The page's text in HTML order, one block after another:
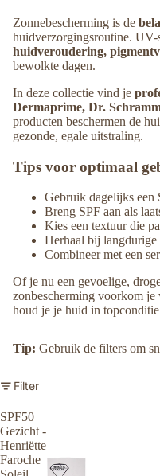
Zonnebescherming is de
huidverzorgingsroutine. UV-
huidveroudering,
bewolkte dagen.
In deze collectie vind je
Dermaprime, Dr.
producten beschermen de
gezonde, egale uitstraling.
Tips voor optimaal
Gebruik dagelijks een
Breng SPF aan als
Kies een textuur die
Herhaal bij langdurige
Combineer met een
Of je nu een gevoelige,
zonbescherming voorkom
houd je je huid in
Tip: Gebruik de filters om
Filter
SPF50
Gezicht -
Henriëtte
Faroche